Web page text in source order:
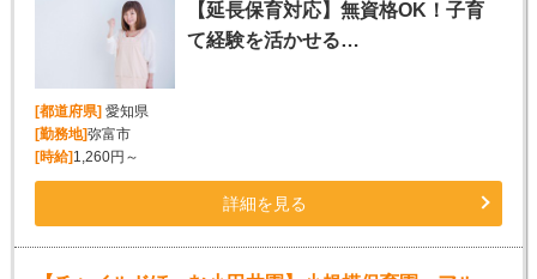
【延長保育対応】無資格OK！子育
て経験を活かせる…
[都道府県] 愛知県
[勤務地]弥富市
[時給] 1,260円～
詳細を見る